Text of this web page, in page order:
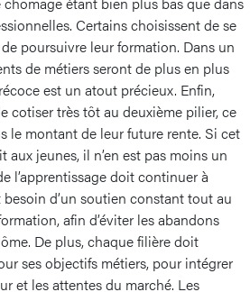
Certains choisissent de se
poursuivre leur formation. Dans un
de métiers seront de plus en plus
est un atout précieux. Enfin,
cotiser très tôt au deuxième pilier, ce
le montant de leur future rente. Si cet
jeunes, il n’en est pas moins un
l’apprentissage doit continuer à
besoin d’un soutien constant tout au
afin d’éviter les abandons
De plus, chaque filière doit
ses objectifs métiers, pour intégrer
et les attentes du marché. Les